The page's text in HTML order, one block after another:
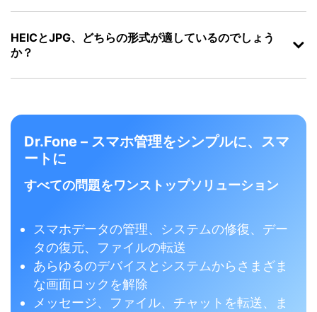
HEICとJPG、どちらの形式が適しているのでしょう
か？
Dr.Fone – スマホ管理をシンプルに、スマ
ートに
すべての問題をワンストップソリューション
スマホデータの管理、システムの修復、デー
タの復元、ファイルの転送
あらゆるのデバイスとシステムからさまざま
な画面ロックを解除
メッセージ、ファイル、チャットを転送、ま